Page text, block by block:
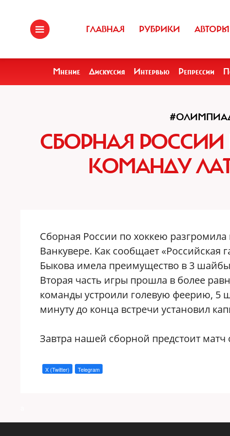
ГЛАВНАЯ РУБРИКИ АВТОРЫ
Мнение Дискуссия Интервью Репрессии
СБОРНАЯ
КОМАНДУ
Сборная России по хоккею
Ванкувере. Как сообщает «Российская
Быкова имела преимущество в 3
Вторая часть игры прошла в более
команды устроили голевую феерию, 5
минуту до конца встречи установил
Завтра нашей сборной предстоит
X (Twitter) Telegram